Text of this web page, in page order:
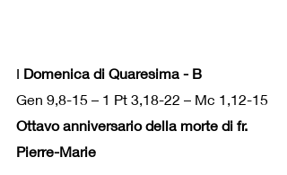
I Domenica di Quaresima - B
Gen 9,8-15 – 1 Pt 3,18-22 – Mc 1,12-15
Ottavo anniversario della morte di fr.
Pierre-Marie